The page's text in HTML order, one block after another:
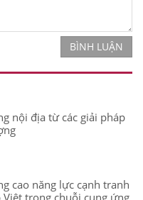
BÌNH LUẬN
nội địa từ các giải pháp
cao năng lực cạnh tranh